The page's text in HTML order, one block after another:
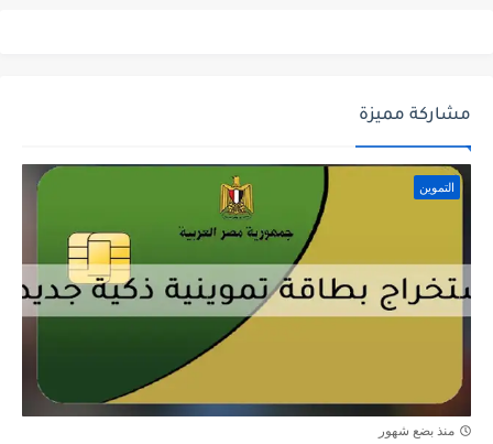
مشاركة مميزة
التموين
منذ بضع شهور